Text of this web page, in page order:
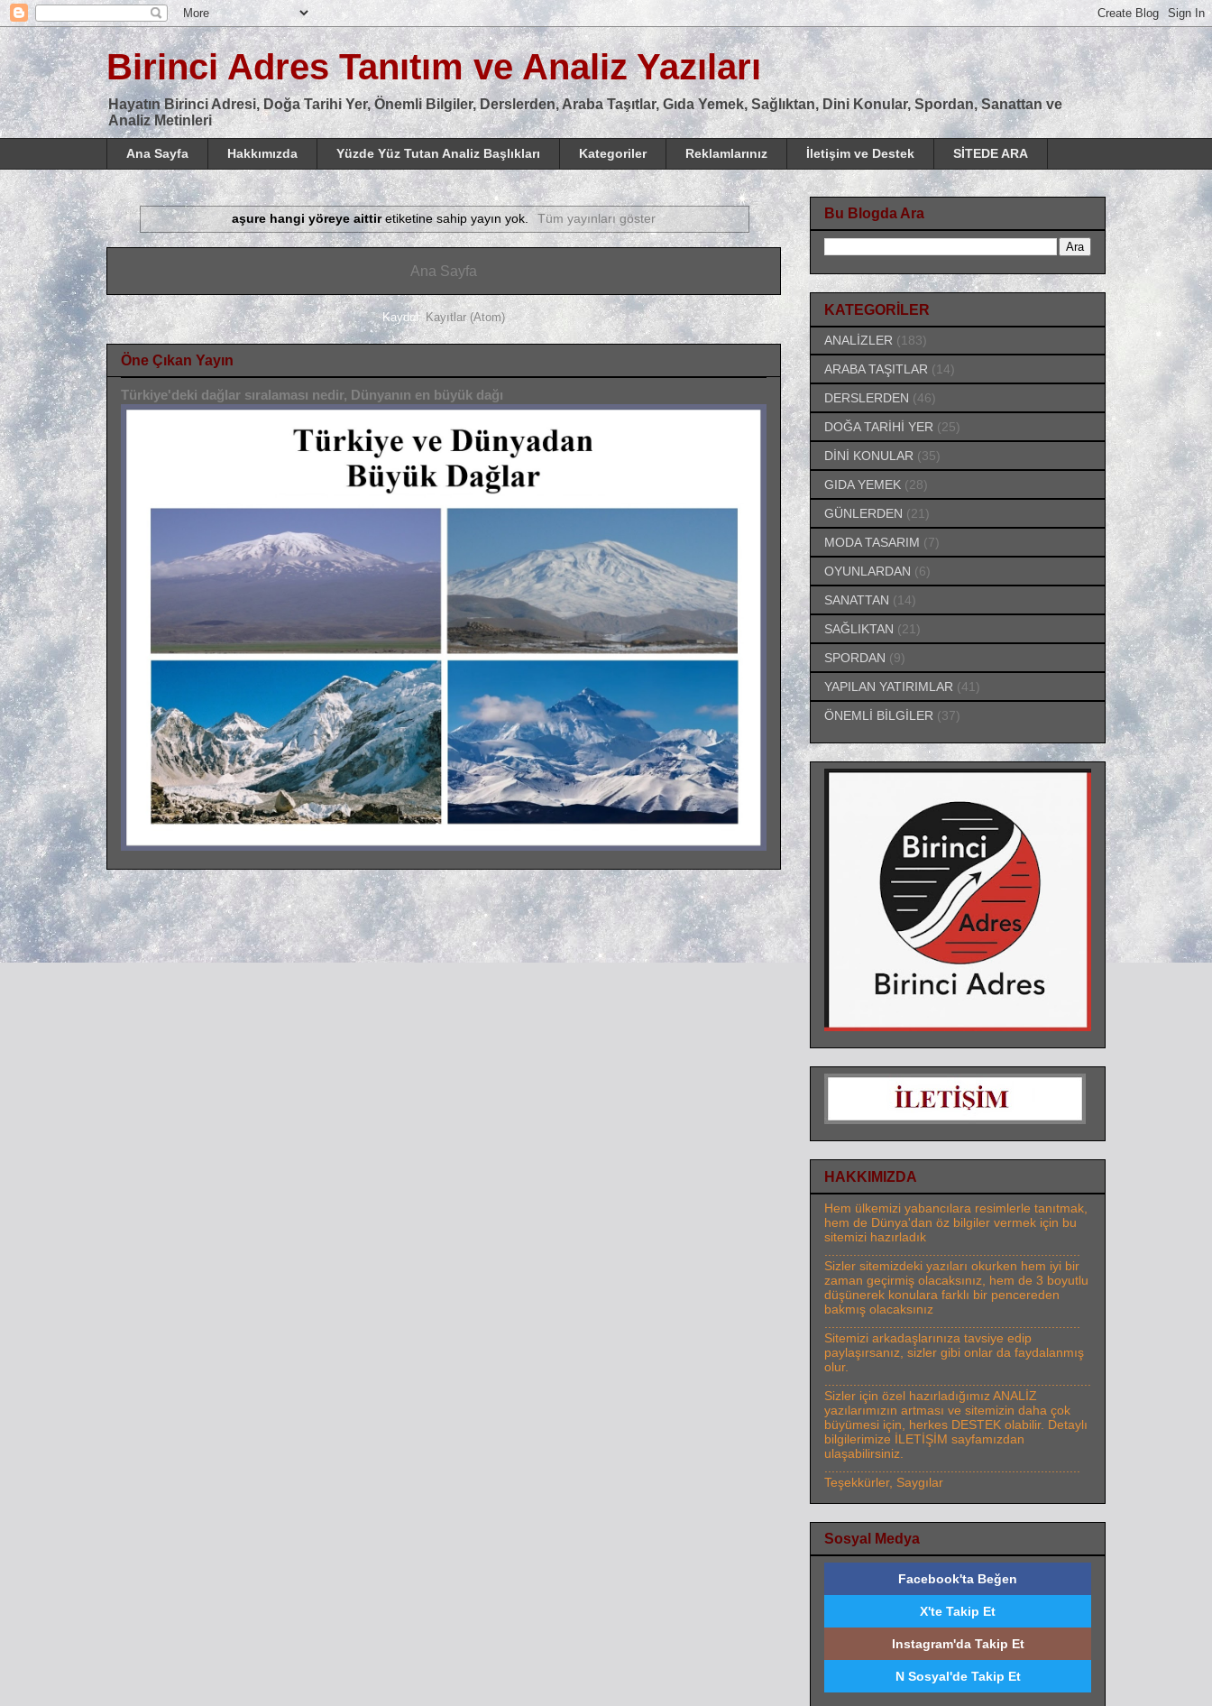
Birinci Adres Tanıtım ve Analiz Yazıları
Hayatın Birinci Adresi, Doğa Tarihi Yer, Önemli Bilgiler, Derslerden, Araba Taşıtlar, Gıda Yemek, Sağlıktan, Dini Konular, Spordan, Sanattan ve
Analiz Metinleri
Ana Sayfa Hakkımızda Yüzde Yüz Tutan Analiz Başlıkları Kategoriler Reklamlarınız İletişim ve Destek SİTEDE ARA
aşure hangi yöreye aittiretiketine sahip yayın yok. Tüm yayınları göster
Ana Sayfa
Kaydol:Kayıtlar (Atom)
Öne Çıkan Yayın
Türkiye'deki dağlar sıralaması nedir, Dünyanın en büyük dağı
Bu Blogda Ara
KATEGORİLER
ANALİZLER (183)
ARABA TAŞITLAR (14)
DERSLERDEN (46)
DOĞA TARİHİ YER (25)
DİNİ KONULAR (35)
GIDA YEMEK (28)
GÜNLERDEN (21)
MODA TASARIM (7)
OYUNLARDAN (6)
SANATTAN (14)
SAĞLIKTAN (21)
SPORDAN (9)
YAPILAN YATIRIMLAR (41)
ÖNEMLİ BİLGİLER (37)
HAKKIMIZDA
Hem ülkemizi yabancılara resimlerle tanıtmak,
hem de Dünya'dan öz bilgiler vermek için bu
sitemizi hazırladık
Sizler sitemizdeki yazıları okurken hem iyi bir
zaman geçirmiş olacaksınız, hem de 3 boyutlu
düşünerek konulara farklı bir pencereden
bakmış olacaksınız
Sitemizi arkadaşlarınıza tavsiye edip
paylaşırsanız, sizler gibi onlar da faydalanmış
olur.
Sizler için özel hazırladığımız ANALİZ
yazılarımızın artması ve sitemizin daha çok
büyümesi için, herkes DESTEK olabilir. Detaylı
bilgilerimize İLETİŞİM sayfamızdan
ulaşabilirsiniz.
Teşekkürler, Saygılar
Sosyal Medya
Facebook'ta Beğen
X'te Takip Et
Instagram'da Takip Et
N Sosyal'de Takip Et